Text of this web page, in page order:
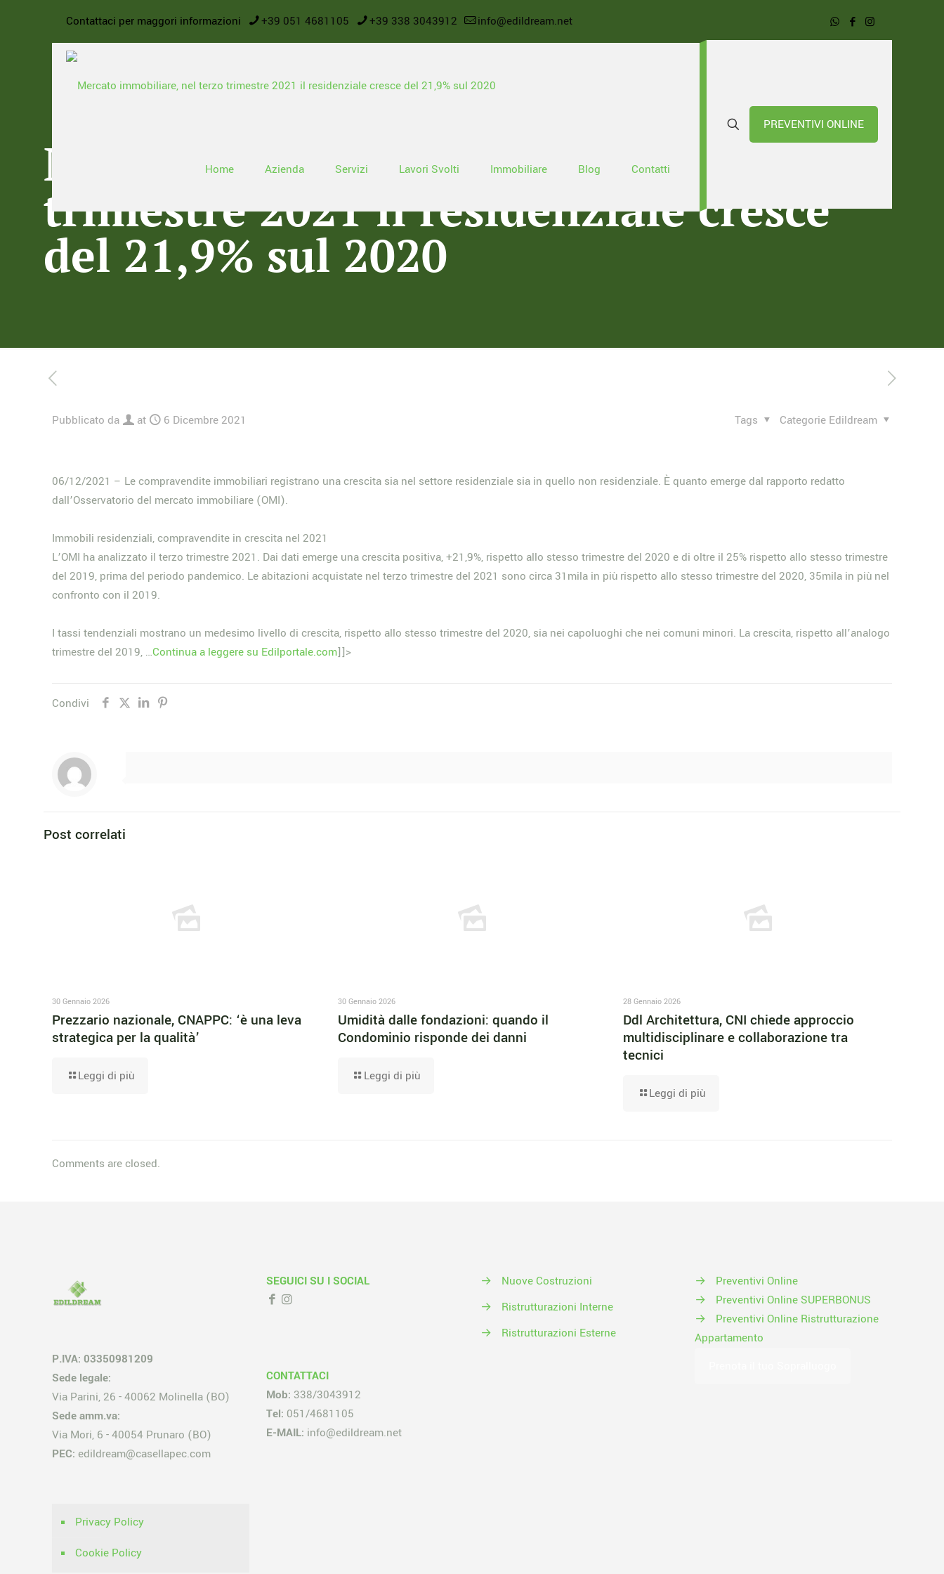
Contattaci per maggori informazioni +39 051 4681105 +39 338 3043912 info@edildream.net
Home Azienda Servizi Lavori Svolti Immobiliare Blog Contatti
PREVENTIVI ONLINE
Mercato immobiliare, nel terzo
trimestre 2021 il residenziale cresce
del 21,9% sul 2020
Pubblicato da at 6 Dicembre 2021 Categorie Edildream
Tags
06/12/2021 – Le compravendite immobiliari registrano una crescita sia nel settore residenziale sia in quello non residenziale. È quanto emerge dal rapporto redatto
dall’Osservatorio del mercato immobiliare (OMI).
Immobili residenziali, compravendite in crescita nel 2021
L’OMI ha analizzato il terzo trimestre 2021. Dai dati emerge una crescita positiva, +21,9%, rispetto allo stesso trimestre del 2020 e di oltre il 25% rispetto allo stesso trimestre
del 2019, prima del periodo pandemico. Le abitazioni acquistate nel terzo trimestre del 2021 sono circa 31mila in più rispetto allo stesso trimestre del 2020, 35mila in più nel
confronto con il 2019.
I tassi tendenziali mostrano un medesimo livello di crescita, rispetto allo stesso trimestre del 2020, sia nei capoluoghi che nei comuni minori. La crescita, rispetto all’analogo
trimestre del 2019, …Continua a leggere su Edilportale.com]]>
Condivi
Post correlati
30 Gennaio 2026
Prezzario nazionale, CNAPPC: ‘è una leva
strategica per la qualità’
Leggi di più
30 Gennaio 2026
Umidità dalle fondazioni: quando il
Condominio risponde dei danni
Leggi di più
28 Gennaio 2026
Ddl Architettura, CNI chiede approccio
multidisciplinare e collaborazione tra
tecnici
Leggi di più
Comments are closed.
P.IVA: 03350981209
Sede legale:
Via Parini, 26 - 40062 Molinella (BO)
Sede amm.va:
Via Mori, 6 - 40054 Prunaro (BO)
PEC: edildream@casellapec.com
Privacy Policy
Cookie Policy
SEGUICI SU I SOCIAL
CONTATTACI
Mob: 338/3043912
Tel: 051/4681105
E-MAIL: info@edildream.net
→
Nuove Costruzioni
→
Ristrutturazioni Interne
→
Ristrutturazioni Esterne
→
Preventivi Online
→
Preventivi Online SUPERBONUS
→
Preventivi Online Ristrutturazione
Appartamento